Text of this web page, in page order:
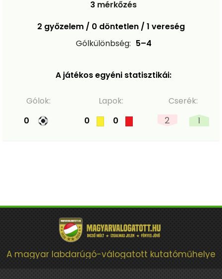
3 mérkőzés
2 győzelem / 0 döntetlen / 1 vereség
Gólkülönbség: 5–4
A játékos egyéni statisztikái:
Gólok:
0
Lapok:
0
0
Cserék:
2 1
A magyar labdarúgó-válogatott kutatóműhelye